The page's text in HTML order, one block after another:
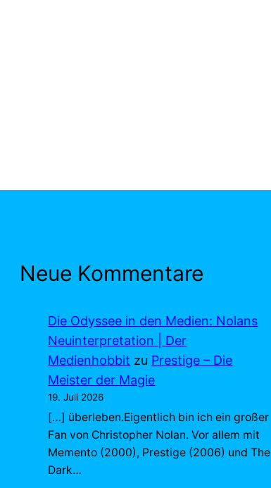
Neue Kommentare
Die Odyssee in den Medien: Nolans
Neuinterpretation | Der
Medienhobbit zu Prestige – Die
Meister der Magie
19. Juli 2026
[…] überleben.Eigentlich bin ich ein großer
Fan von Christopher Nolan. Vor allem mit
Memento (2000), Prestige (2006) und The
Dark…